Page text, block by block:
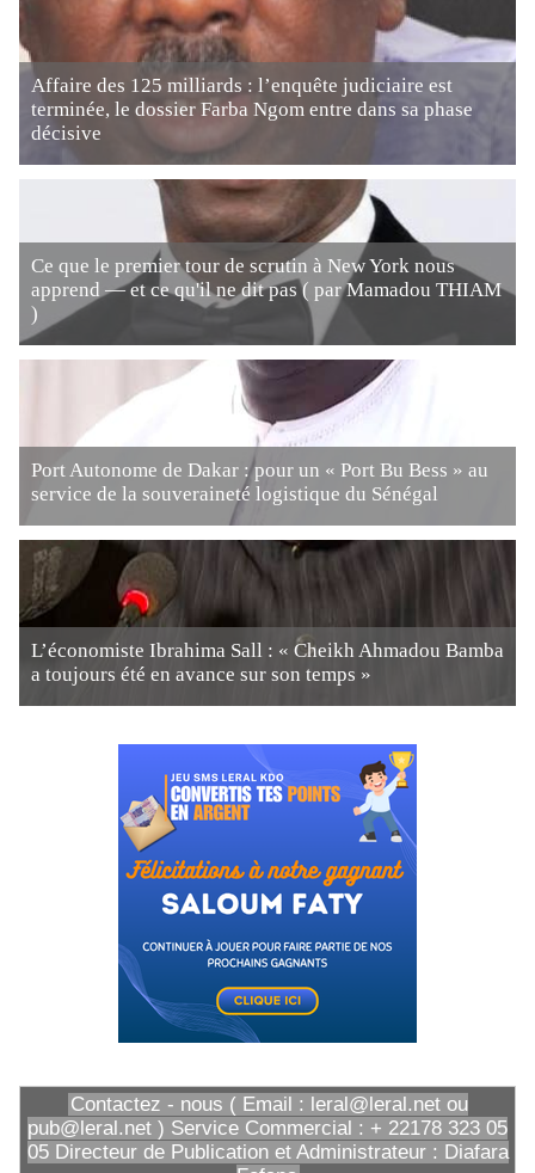
Affaire des 125 milliards : l’enquête judiciaire est
terminée, le dossier Farba Ngom entre dans sa phase
décisive
Ce que le premier tour de scrutin à New York nous
apprend — et ce qu'il ne dit pas ( par Mamadou THIAM
)
Port Autonome de Dakar : pour un « Port Bu Bess » au
service de la souveraineté logistique du Sénégal
L’économiste Ibrahima Sall : « Cheikh Ahmadou Bamba
a toujours été en avance sur son temps »
Contactez - nous ( Email : leral@leral.net ou
pub@leral.net ) Service Commercial : + 22178 323 05
05 Directeur de Publication et Administrateur : Diafara